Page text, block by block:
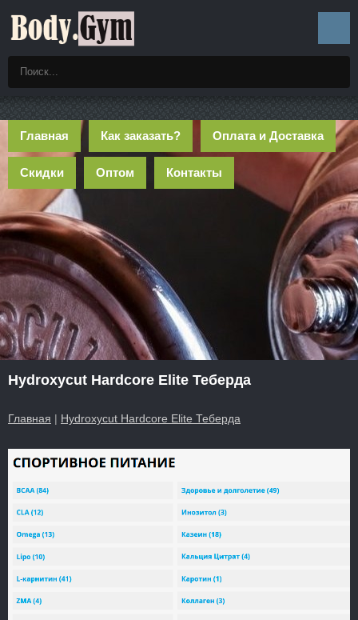
Главная Как заказать? Оплата и Доставка
Скидки Оптом Контакты
Hydroxycut Hardcore Elite Теберда
Главная | Hydroxycut Hardcore Elite Теберда